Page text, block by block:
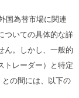
国為替市場に関連
ついての具体的な詳
ん。しかし、一般的
トレーダー）と特定
の間には、以下の